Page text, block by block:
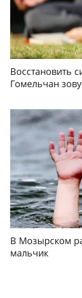
Восстановить
Гомельчан
В Мозырском
мальчик